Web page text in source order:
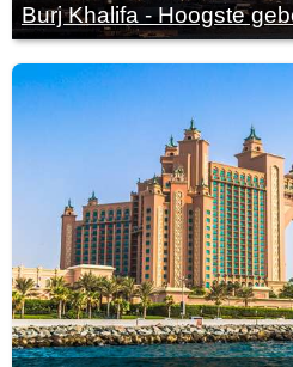
Burj Khalifa - Hoogste